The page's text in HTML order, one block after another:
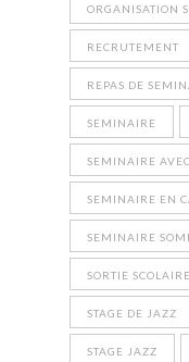
ORGANISATION
RECRUTEMENT
REPAS DE
SEMINAIRE
SEMINAIRE
SEMINAIRE EN
SEMINAIRE
SORTIE
STAGE DE JAZZ
STAGE JAZZ